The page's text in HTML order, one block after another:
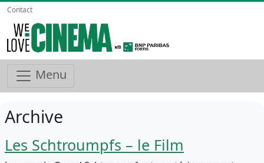
Contact
Menu
Archive
Les Schtroumpfs – le Film